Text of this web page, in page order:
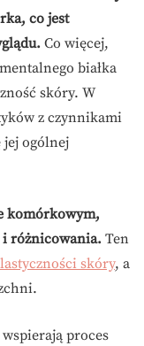
co jest
Co więcej,
białka
skóry. W
z czynnikami
jej ogólnej
komórkowym,
różnicowania. Ten
skóry, a
proces